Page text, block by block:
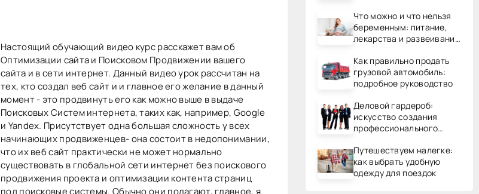
Настоящий обучающий видео курс расскажет вам об
Оптимизации сайта и Поисковом Продвижении вашего
сайта и в сети интернет. Данный видео урок рассчитан на
тех, кто создал веб сайт и и главное его желание в данный
момент - это продвинуть его как можно выше в выдаче
Поисковых Систем интернета, таких как, например, Google
и Yandex. Присутствует одна большая сложность у всех
начинающих продвиженцев- она состоит в недопонимании,
что их веб сайт практически не может нормально
существовать в глобальной сети интернет без поискового
продвижения проекта и оптимизации контента страниц
под поисковые системы. Обычно они полагают, главное, я
Что можно и что нельзя
беременным: питание,
лекарства и развеивание
Как правильно продать
грузовой автомобиль:
подробное руководство
Деловой гардероб:
искусство создания
профессионального
Путешествуем налегке:
как выбрать удобную
одежду для поездок